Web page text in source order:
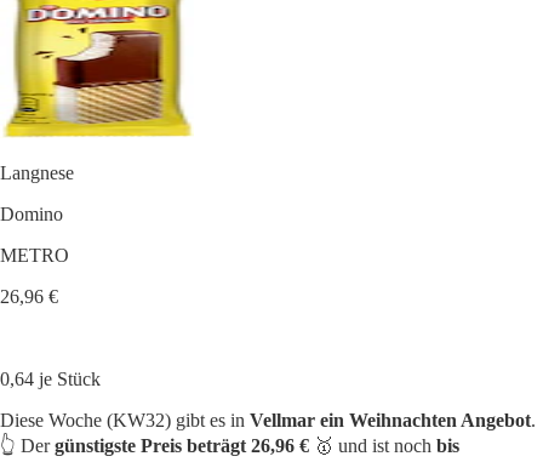
Langnese
Domino
METRO
26,96 €
0,64 je Stück
Diese Woche (KW32) gibt es in Vellmar ein Weihnachten Angebot.
👆 Dergünstigste Preis beträgt 26,96 € 🥇 und ist noch bis